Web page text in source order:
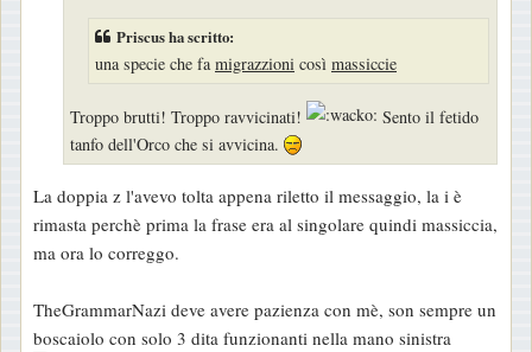
Priscus ha scritto:
una specie che fa migrazzioni così massiccie
Troppo brutti! Troppo ravvicinati!
Sento il fetido
tanfo dell'Orco che si avvicina.
La doppia z l'avevo tolta appena riletto il messaggio, la i è
rimasta perchè prima la frase era al singolare quindi massiccia,
ma ora lo correggo.
TheGrammarNazi deve avere pazienza con mè, son sempre un
boscaiolo con solo 3 dita funzionanti nella mano sinistra